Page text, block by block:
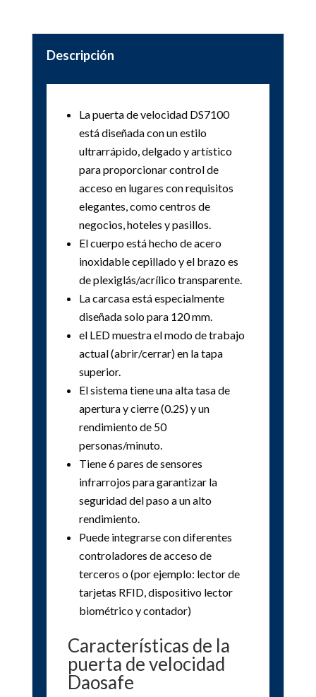
Descripción
La puerta de velocidad DS7100
está diseñada con un estilo
ultrarrápido, delgado y artístico
para proporcionar control de
acceso en lugares con requisitos
elegantes, como centros de
negocios, hoteles y pasillos.
El cuerpo está hecho de acero
inoxidable cepillado y el brazo es
de plexiglás/acrílico transparente.
La carcasa está especialmente
diseñada solo para 120 mm.
el LED muestra el modo de trabajo
actual (abrir/cerrar) en la tapa
superior.
El sistema tiene una alta tasa de
apertura y cierre (0.2S) y un
rendimiento de 50
personas/minuto.
Tiene 6 pares de sensores
infrarrojos para garantizar la
seguridad del paso a un alto
rendimiento.
Puede integrarse con diferentes
controladores de acceso de
terceros o (por ejemplo: lector de
tarjetas RFID, dispositivo lector
biométrico y contador)
Características de la
puerta de velocidad
Daosafe